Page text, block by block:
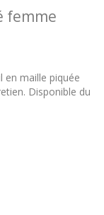
femme
en maille piquée
Disponible du